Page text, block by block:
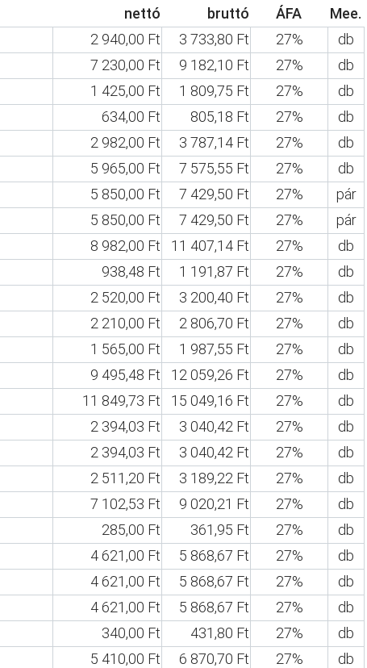
nettó
bruttó ÁFA
Mee.
2 940,00 Ft 3 733,80 Ft 27%
db
7 230,00 Ft 9 182,10 Ft 27%
db
1 425,00 Ft 1 809,75 Ft 27%
db
634,00 Ft 805,18 Ft 27%
db
2 982,00 Ft 3 787,14 Ft 27%
db
5 965,00 Ft 7 575,55 Ft 27%
db
5 850,00 Ft 7 429,50 Ft 27%
pár
5 850,00 Ft 7 429,50 Ft 27%
pár
8 982,00 Ft 11 407,14 Ft 27%
db
938,48 Ft 1 191,87 Ft 27%
db
2 520,00 Ft 3 200,40 Ft 27%
db
2 210,00 Ft 2 806,70 Ft 27%
db
1 565,00 Ft 1 987,55 Ft 27%
db
9 495,48 Ft 12 059,26 Ft 27%
db
11 849,73 Ft 15 049,16 Ft 27%
db
2 394,03 Ft 3 040,42 Ft 27%
db
2 394,03 Ft 3 040,42 Ft 27%
db
2 511,20 Ft 3 189,22 Ft 27%
db
7 102,53 Ft 9 020,21 Ft 27%
db
285,00 Ft 361,95 Ft 27%
db
4 621,00 Ft 5 868,67 Ft 27%
db
4 621,00 Ft 5 868,67 Ft 27%
db
4 621,00 Ft 5 868,67 Ft 27%
db
340,00 Ft 431,80 Ft 27%
db
5 410,00 Ft 6 870,70 Ft 27%
db